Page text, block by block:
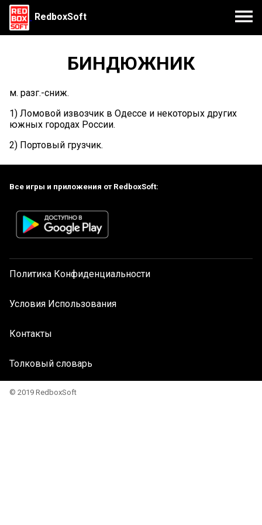
RedboxSoft
БИНДЮЖНИК
м. разг.-сниж.
1) Ломовой извозчик в Одессе и некоторых других
южных городах России.
2) Портовый грузчик.
Все игры и приложения от RedboxSoft:
Политика Конфиденциальности
Условия Использования
Контакты
Толковый словарь
© 2019 RedboxSoft